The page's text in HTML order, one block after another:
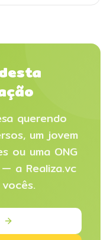
querendo
um jovem
ou uma ONG
a Realiza.vc